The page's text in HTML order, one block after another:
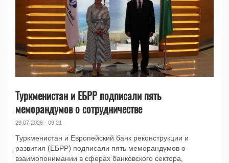
Туркменистан и ЕБРР подписали пять
меморандумов о сотрудничестве
29.07.2026 - 09:21
Туркменистан и Европейский банк реконструкции и
развития (ЕБРР) подписали пять меморандумов о
взаимопонимании в сферах банковского сектора,